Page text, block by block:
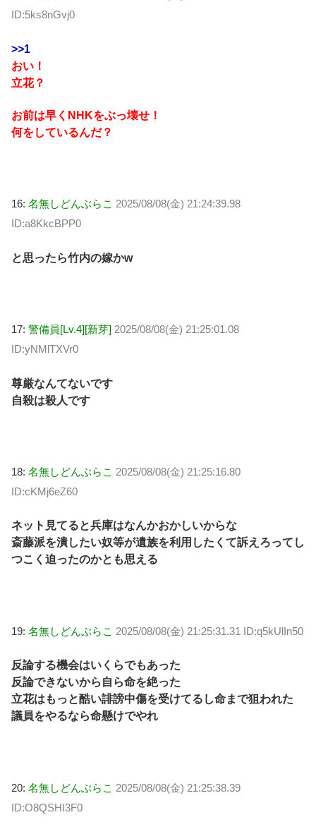
ID:5ks8nGvj0
>>1
おい！
立花？
お前は早くNHKをぶっ壊せ！
何をしているんだ？
16: 名無しどんぶらこ 2025/08/08(金) 21:24:39.98
ID:a8KkcBPP0
と思ったら竹内の嫁かw
17: 警備員[Lv.4][新芽] 2025/08/08(金) 21:25:01.08
ID:yNMlTXVr0
尊厳なんてないです
自殺は殺人です
18: 名無しどんぶらこ 2025/08/08(金) 21:25:16.80
ID:cKMj6eZ60
ネット見てると兵庫はなんかおかしいからな
斎藤派を潰したい奴等が遺族を利用したくて訴えろってし
つこく迫ったのかとも思える
19: 名無しどんぶらこ 2025/08/08(金) 21:25:31.31 ID:q5kUlIn50
反論する機会はいくらでもあった
反論できないから自ら命を絶った
立花はもっと酷い誹謗中傷を受けてるし命まで狙われた
議員をやるなら命懸けでやれ
20: 名無しどんぶらこ 2025/08/08(金) 21:25:38.39
ID:O8QSHI3F0